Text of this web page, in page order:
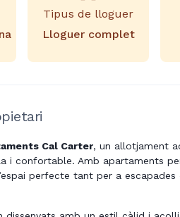
Tipus de lloguer
Lloguer complet
Cal Carter, un allotjament
i confortable. Amb apartaments
perfecte tant per a